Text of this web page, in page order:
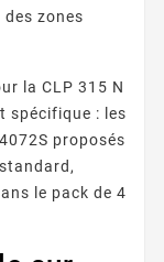
zones
la CLP 315 N
spécifique : les
proposés
le pack de 4